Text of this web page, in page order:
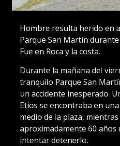
Hombre resulta herido en
Parque San Martín
Fue en Roca y la costa.
Durante la mañana del
tranquilo Parque San
un accidente inesperado.
Etios se encontraba en
medio de la plaza,
aproximadamente 60
intentar detenerlo.